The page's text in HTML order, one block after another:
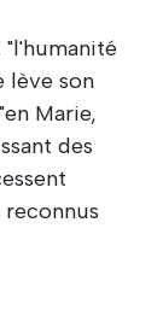
"l'humanité
lève son
Marie,
des